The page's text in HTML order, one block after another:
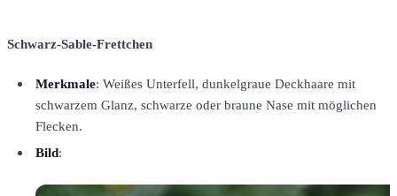
Schwarz-Sable-Frettchen
Merkmale: Weißes Unterfell, dunkelgraue Deckhaare mit
schwarzem Glanz, schwarze oder braune Nase mit möglichen
Flecken.
Bild: